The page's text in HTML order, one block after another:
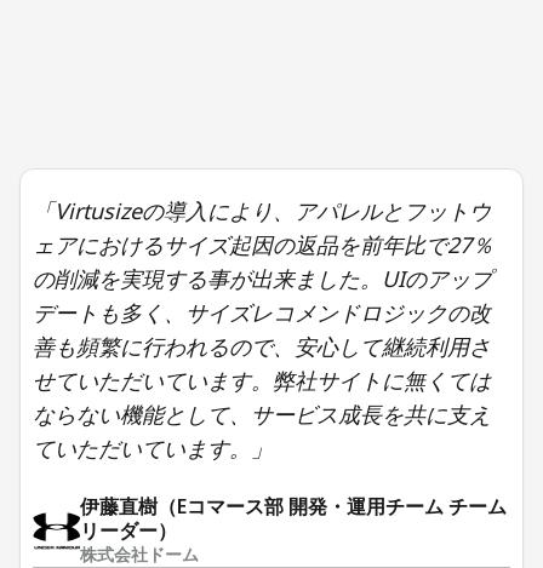
「Virtusizeの導入により、アパレルとフットウ
ェアにおけるサイズ起因の返品を前年比で27％
の削減を実現する事が出来ました。UIのアップ
デートも多く、サイズレコメンドロジックの改
善も頻繁に行われるので、安心して継続利用さ
せていただいています。弊社サイトに無くては
ならない機能として、サービス成長を共に支え
ていただいています。」
伊藤直樹（Eコマース部 開発・運用チーム チーム
リーダー）
株式会社ドーム